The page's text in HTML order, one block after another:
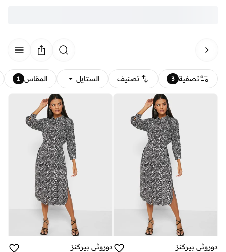
تصفية 3 تصنيف الستايل المقاس 1
دوروثي بيركنز
دوروثي بيركنز